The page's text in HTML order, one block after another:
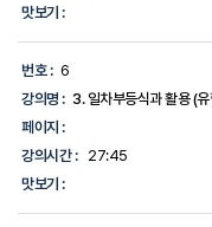
맛보기 :
번호 : 6
강의명 : 3. 일차부등식과 활용 (
페이지 :
강의시간 :
27:45
맛보기 :